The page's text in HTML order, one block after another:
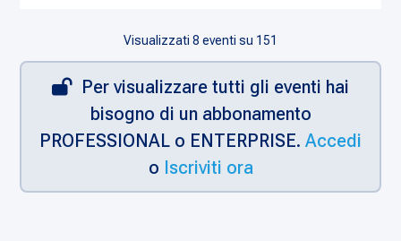
Visualizzati 8 eventi su 151
Per visualizzare tutti gli eventi hai
bisogno di un abbonamento
PROFESSIONAL o ENTERPRISE. Accedi
o Iscriviti ora